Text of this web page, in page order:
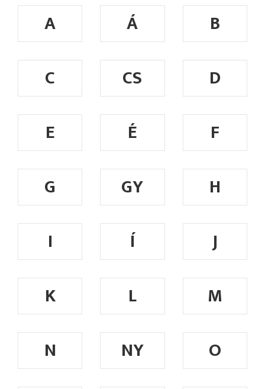
A Á
B
C
CS
D
E
É
F
G
GY
H
I
Í
J
K
L
M
N
NY
O